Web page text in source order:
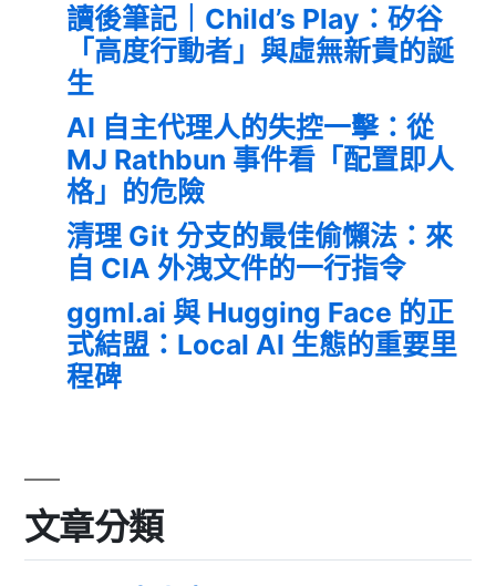
讀後筆記｜Child’s Play：矽谷
「高度行動者」與虛無新貴的誕
生
AI 自主代理人的失控一擊：從
MJ Rathbun 事件看「配置即人
格」的危險
清理 Git 分支的最佳偷懶法：來
自 CIA 外洩文件的一行指令
ggml.ai 與 Hugging Face 的正
式結盟：Local AI 生態的重要里
程碑
文章分類